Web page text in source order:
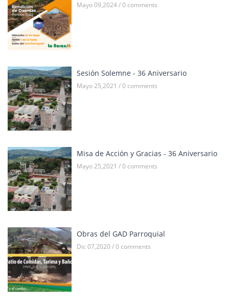
Mayo 09,2024 / 0 comments
Sesión Solemne - 36 Aniversario
Mayo 25,2021 / 0 comments
Misa de Acción y Gracias - 36 Aniversario
Mayo 25,2021 / 0 comments
Obras del GAD Parroquial
Dic 07,2020 / 0 comments